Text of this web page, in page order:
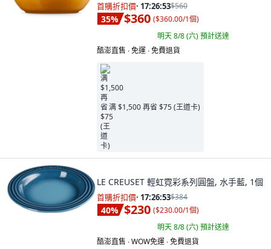
首購折扣價· 17:26:52$560
35% $360 ($360.00/1個)
明天 8/8 (六)預計送達
酷澎直售 ∙ 免運 ∙ 免費退貨
满 $1,500 再省 $75 (王道卡)
LE CREUSET 輕虹霓彩系列圓盤, 水手藍, 1個
首購折扣價· 17:26:52$384
40% $230 ($230.00/1個)
明天 8/8 (六)預計送達
酷澎直售 ∙ WOW免運 ∙ 免費退貨